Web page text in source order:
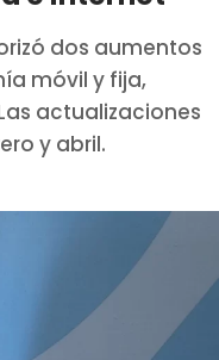
dos aumentos
móvil y fija,
actualizaciones
y abril.